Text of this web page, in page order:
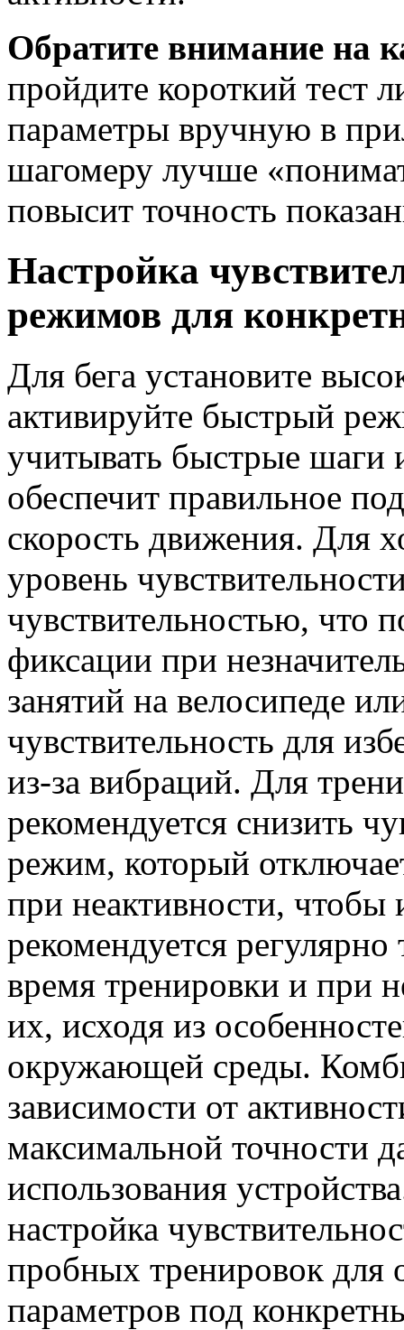
Обратите внимание на
пройдите короткий тест
параметры вручную в
шагомеру лучше
повысит точность
Настройка
режимов для
Для бега установите
активируйте быстрый
учитывать быстрые шаги
обеспечит правильное
скорость движения. Для
уровень
чувствительностью, что
фиксации при
занятий на велосипеде
чувствительность для
из-за вибраций. Для
рекомендуется снизить
режим, который
при неактивности,
рекомендуется регулярно
время тренировки и при
их, исходя из
окружающей среды.
зависимости от
максимальной точности
использования
настройка
пробных тренировок для
параметров под